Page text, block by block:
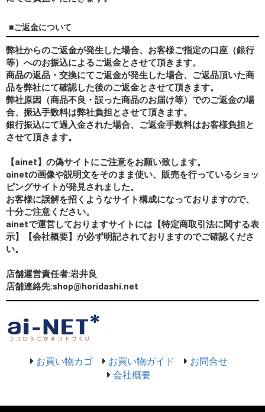
■ご返金について
弊社からのご返金が発生した場合、お客様ご指定の口座（銀行
等）へのお振込によるご返金とさせて頂きます。
商品の返品・交換にてご返金が発生した場合、ご返品頂いた商
品を弊社にて確認した後のご返金とさせて頂きます。
弊社原因（商品不良・誤った商品のお届け等）でのご返金の場
合、振込手数料は弊社負担とさせて頂きます。
銀行振込にて過入金された場合、ご返金手数料はお客様負担と
させて頂きます。
【ainet】の偽サイトにご注意をお願い致します。
ainetの画像や説明文をそのまま使い、販売を行っているショッ
ピングサイトが発見されました。
お客様に誤解を招くようなサイト構成になっておりますので、
十分ご注意ください。
ainetで運営しておりますサイトには【特定商取引法に関する表
示】【会社概要】が必ず明記されておりますのでご確認くださ
い。
店舗運営責任者:岩井良
店舗連絡先:shop@horidashi.net
お買い物カゴ お買い物ガイド
お問合せ
会社概要